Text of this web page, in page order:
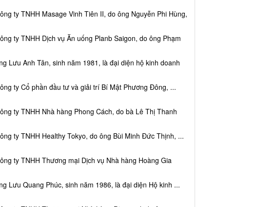
ty TNHH Masage Vinh Tiên II, do ông Nguyễn Phi Hùng,
ty TNHH Dịch vụ Ăn uống Planb Saigon, do ông Phạm
Lưu Anh Tân, sinh năm 1981, là đại diện hộ kinh doanh
ty Cổ phần đầu tư và giải trí Bí Mật Phương Đông, ...
ty TNHH Nhà hàng Phong Cách, do bà Lê Thị Thanh
ty TNHH Healthy Tokyo, do ông Bùi Minh Đức Thịnh, ...
ty TNHH Thương mại Dịch vụ Nhà hàng Hoàng Gia
Lưu Quang Phúc, sinh năm 1986, là đại diện Hộ kinh ...